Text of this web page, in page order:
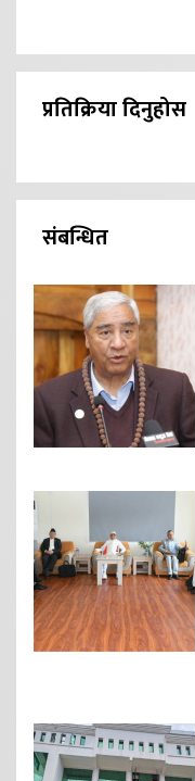
प्रतिक्रिया दिनुहोस
संबन्धित